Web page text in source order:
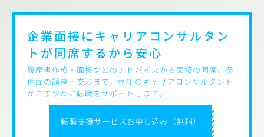
携わっていただく専任の方を募集することとなりました。
LANYのコンサルティング事業の一つである「コンテンツ制
だきます。
同社に在籍するコンテンツディレクターやライターの方の
採用や教育、リソース管理などを行いながら、組織として
コンテンツ制作事業をよりよくしていってもらいます。
具体的には次のような業務内容です。
・コンテンツ制作事業の推進（事業戦略の策定含む）
・コンテンツ制作の仕組みや運用の改善
転職支援サービスお申し込み（無料）
企業面接にキャリアコンサルタン
トが同席するから安心
履歴書作成・面接などのアドバイスから面接の同席、条
件面の調整・交渉まで。専任のキャリアコンサルタント
がこまやかに転職をサポートします。